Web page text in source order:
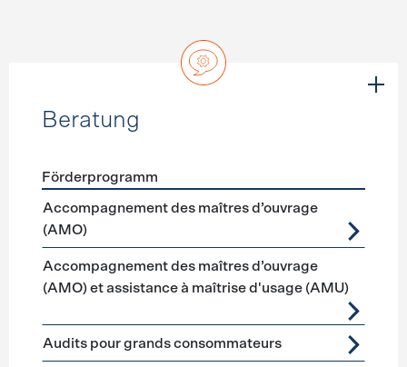
Beratung
Förderprogramme Beratung
Förderprogramm
Accompagnement des maîtres d’ouvrage
(AMO)
Accompagnement des maîtres d’ouvrage
(AMO) et assistance à maîtrise d'usage (AMU)
Audits pour grands consommateurs